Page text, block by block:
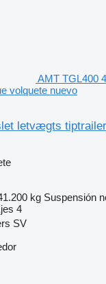
AMT TGL400
volquete nuevo
letvægts tiptrailer
kg Suspensión
4
SV